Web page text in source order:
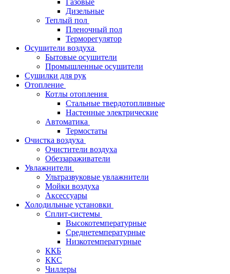
Газовые
Дизельные
Теплый пол
Пленочный пол
Терморегулятор
Осушители воздуха
Бытовые осушители
Промышленные осушители
Сушилки для рук
Отопление
Котлы отопления
Стальные твердотопливные
Настенные электрические
Автоматика
Термостаты
Очистка воздуха
Очистители воздуха
Обеззараживатели
Увлажнители
Ультразвуковые увлажнители
Мойки воздуха
Аксессуары
Холодильные установки
Сплит-системы
Высокотемпературные
Среднетемпературные
Низкотемпературные
ККБ
ККС
Чиллеры